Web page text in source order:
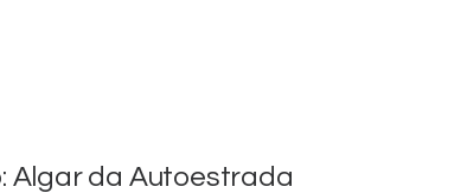
Algar da Autoestrada